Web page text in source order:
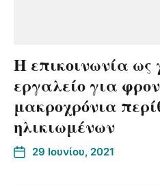
Η επικοινωνία ως
εργαλείο για
μακροχρόνια
ηλικιωμένων
29 Ιουνίου, 2021